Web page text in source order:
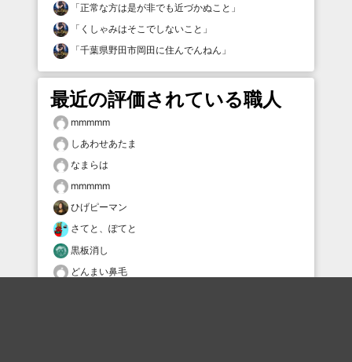
「正常な方は是が非でも近づかぬこと 」
「 くしゃみはそこでしないこと 」
「千葉県野田市岡田に住んでんねん 」
最近の評価されている職人
mmmmm
しあわせあたま
なまらは
mmmmm
ひげピーマン
さてと、ぽてと
黒板消し
どんまい鼻毛